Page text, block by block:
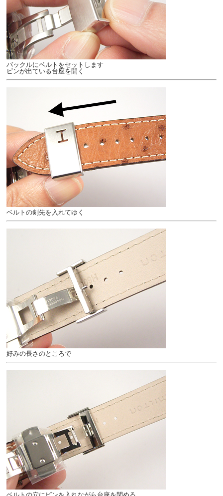
バックルにベルトをセットします
ピンが出ている台座を開く
ベルトの剣先を入れてゆく
好みの長さのところで